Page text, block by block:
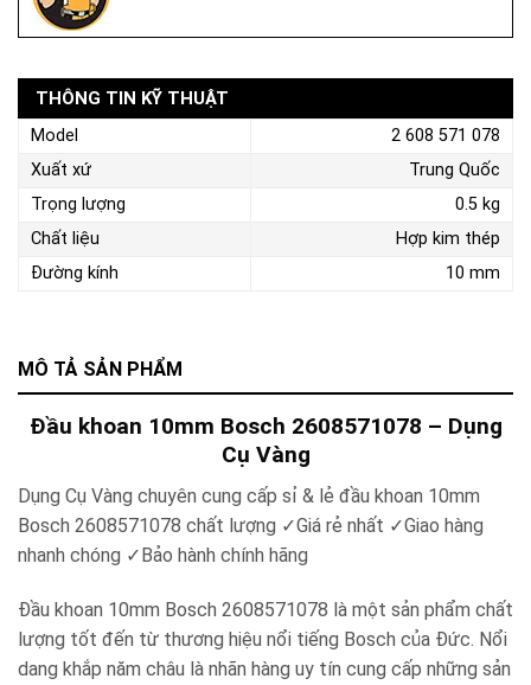
MÔ TẢ SẢN PHẨM
Đầu khoan 10mm Bosch 2608571078 – Dụng
Cụ Vàng
Dụng Cụ Vàng chuyên cung cấp sỉ & lẻ đầu khoan 10mm
Bosch 2608571078 chất lượng ✓Giá rẻ nhất ✓Giao hàng
nhanh chóng ✓Bảo hành chính hãng
Đầu khoan 10mm Bosch 2608571078 là một sản phẩm chất
lượng tốt đến từ thương hiệu nổi tiếng Bosch của Đức. Nổi
dang khắp năm châu là nhãn hàng uy tín cung cấp những sản
THÔNG TIN KỸ THUẬT
Model
2 608 571 078
Xuất xứ
Trung Quốc
Trọng lượng
0.5 kg
Chất liệu
Hợp kim thép
Đường kính
10 mm